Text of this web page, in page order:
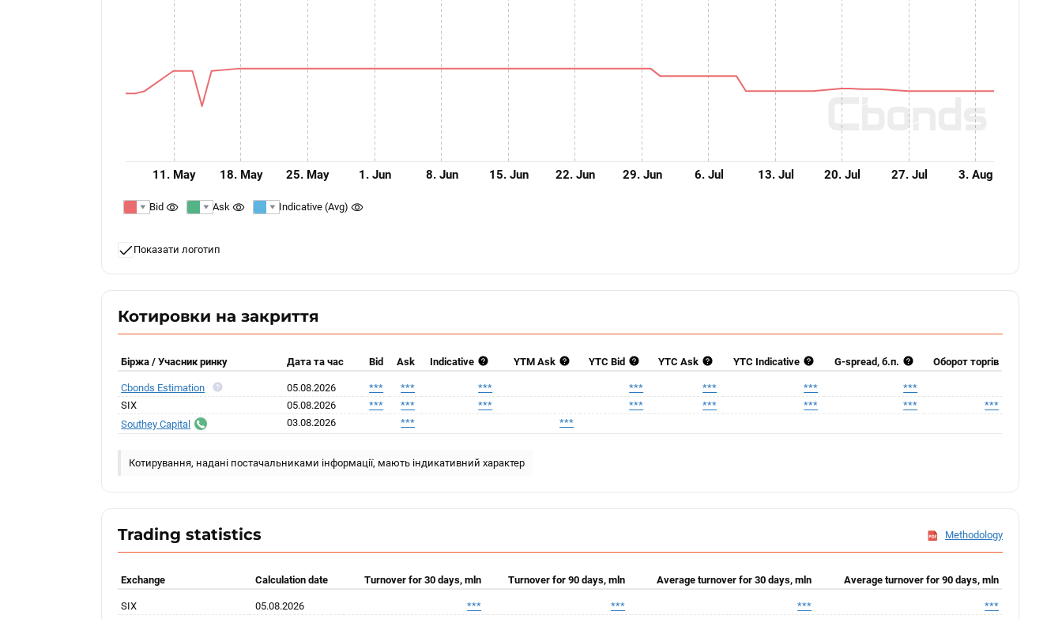
11. May 18. May 25. May 1. Jun 8. Jun 15. Jun 22. Jun 29. Jun 6. Jul 13. Jul 20. Jul 27. Jul 3. Aug
Bid Ask Indicative (Avg)
Показати логотип
Котировки на закриття
Біржа / Учасник ринку Дата та час Bid Ask Indicative YTM Ask YTC Bid YTC Ask YTC Indicative G-spread, б.п. Оборот торгів
Cbonds Estimation 05.08.2026 *** *** *** *** *** ***
***
SIX
05.08.2026 *** *** *** *** *** *** ***
***
Southey Capital
03.08.2026 *** ***
Котирування, надані постачальниками інформації, мають індикативний характер
Trading statistics Methodology
Exchange Calculation date Turnover for 30 days, mln Turnover for 90 days, mln Average turnover for 30 days, mln Average turnover for 90 days, mln
SIX 05.08.2026 *** *** ***
***